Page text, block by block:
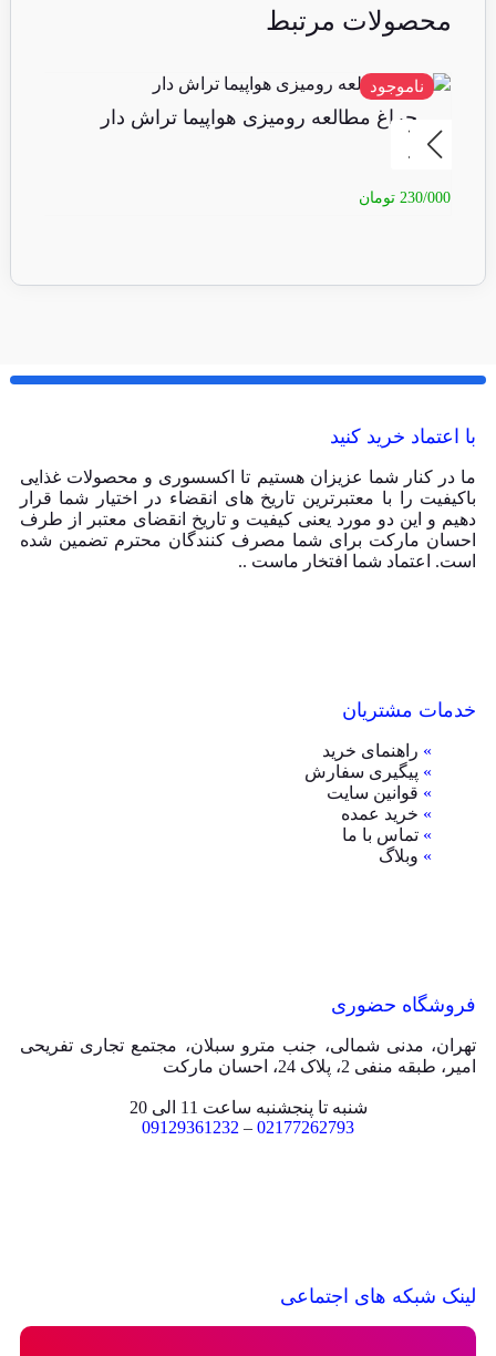
محصولات مرتبط
ناموجود
چراغ مطالعه رومیزی هواپیما تراش دار
230/000 تومان
با اعتماد خرید کنید
ما در کنار شما عزیزان هستیم تا اکسسوری و محصولات غذایی
باکیفیت را با معتبرترین تاریخ های انقضاء در اختیار شما قرار
دهیم و این دو مورد یعنی کیفیت و تاریخ انقضای معتبر از طرف
احسان مارکت برای شما مصرف کنندگان محترم تضمین شده
است. اعتماد شما افتخار ماست ..
خدمات مشتریان
» راهنمای خرید
» پیگیری سفارش
» قوانین سایت
» خرید عمده
» تماس با ما
» وبلاگ
فروشگاه حضوری
تهران، مدنی شمالی، جنب مترو سبلان، مجتمع تجاری تفریحی
امیر، طبقه منفی 2، پلاک 24، احسان مارکت
شنبه تا پنجشنبه ساعت 11 الی 20
02177262793
–
09129361232
لینک شبکه های اجتماعی